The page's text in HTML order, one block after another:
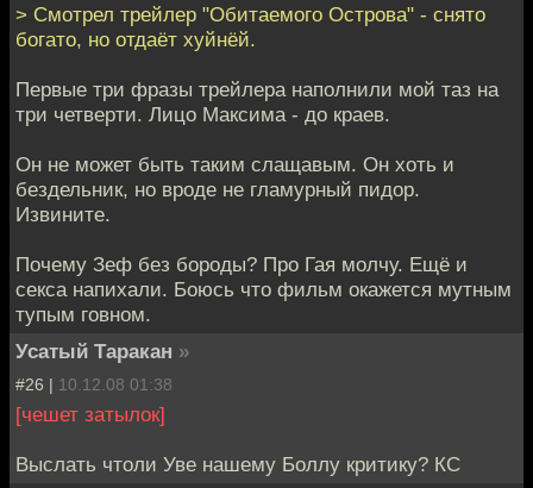
> Смотрел трейлер "Обитаемого Острова" - снято
богато, но отдаёт хуйнёй.
Первые три фразы трейлера наполнили мой таз на
три четверти. Лицо Максима - до краев.
Он не может быть таким слащавым. Он хоть и
бездельник, но вроде не гламурный пидор.
Извините.
Почему Зеф без бороды? Про Гая молчу. Ещё и
секса напихали. Боюсь что фильм окажется мутным
тупым говном.
Усатый Таракан »
#26 | 10.12.08 01:38
[чешет затылок]
Выслать чтоли Уве нашему Боллу критику? КС